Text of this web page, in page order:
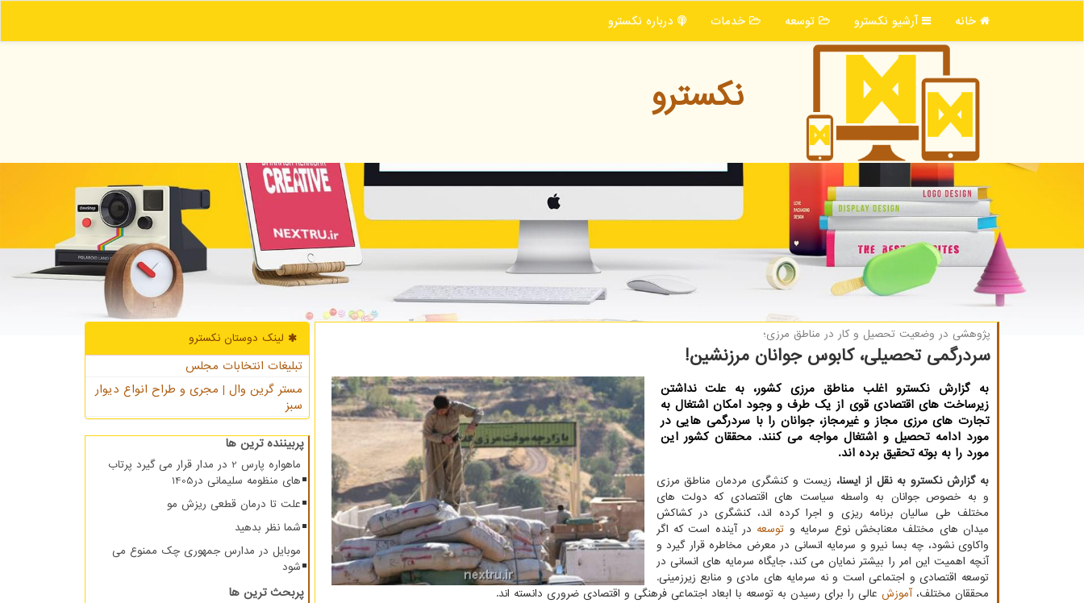
خانه آرشیو نكسترو توسعه خدمات درباره نكسترو
نكسترو
پژوهشی در وضعیت تحصیل و كار در مناطق مرزی؛
سردرگمی تحصیلی، كابوس جوانان مرزنشین!
به گزارش نكسترو اغلب مناطق مرزی كشور، به علت نداشتن
زیرساخت های اقتصادی قوی از یك طرف و وجود امكان اشتغال به
تجارت های مرزی مجاز و غیرمجاز، جوانان را با سردرگمی هایی در
مورد ادامه تحصیل و اشتغال مواجه می كنند. محققان كشور این
مورد را به بوته تحقیق برده اند.
به گزارش نکسترو به نقل از ایسنا، زیست و کنشگری مردمان مناطق مرزی
و به خصوص جوانان به واسطه سیاست های اقتصادی که دولت های
مختلف طی سالیان برنامه ریزی و اجرا کرده اند، کنشگری در کشاکش
میدان های مختلف معنابخش نوع سرمایه و توسعه در آینده است که اگر
واکاوی نشود، چه بسا نیرو و سرمایه انسانی در معرض مخاطره قرار گیرد و
آنچه اهمیت این امر را بیشتر نمایان می کند، جایگاه سرمایه های انسانی در
توسعه اقتصادی و اجتماعی است و نه سرمایه های مادی و منابع زیرزمینی.
محققان مختلف، آموزش عالی را برای رسیدن به توسعه با ابعاد اجتماعی فرهنگی و اقتصادی ضروری دانسته اند.
لینک دوستان نكسترو
تبلیغات انتخابات مجلس
مستر گرین وال | مجری و طراح انواع دیوار
سبز
پربیننده ترین ها
ماهواره پارس 2 در مدار قرار می گیرد پرتاب
های منظومه سلیمانی در1405
علت تا درمان قطعی ریزش مو
شما نظر بدهید
موبایل در مدارس جمهوری چک ممنوع می
شود
پربحث ترین ها